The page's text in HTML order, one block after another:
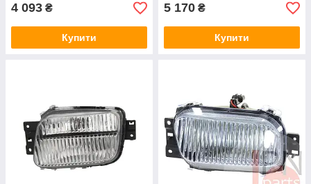
4 093 ₴
Купити
5 170 ₴
Купити